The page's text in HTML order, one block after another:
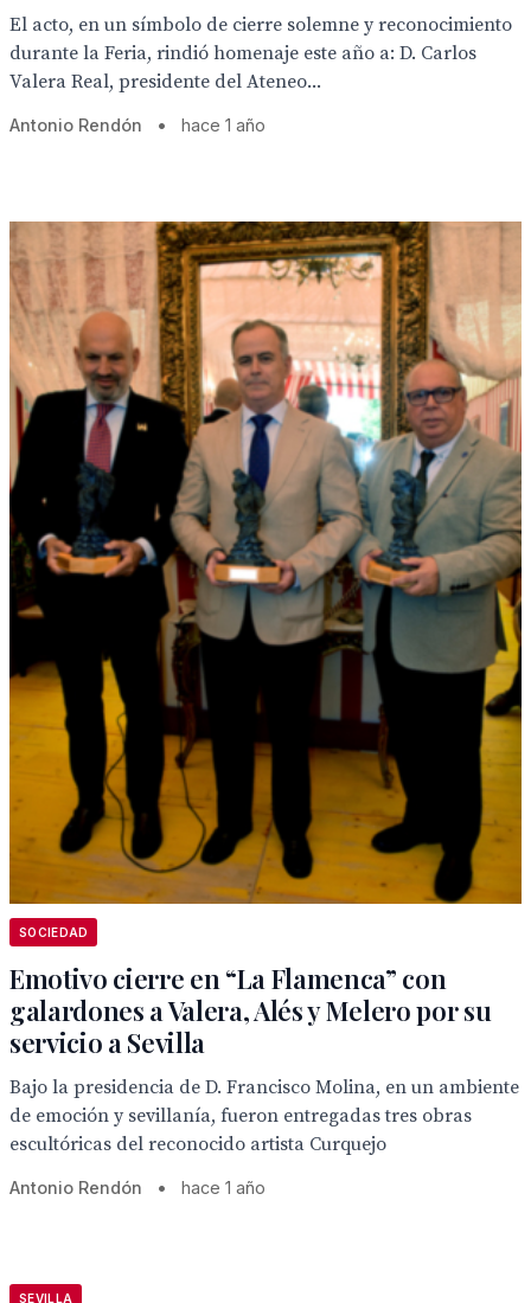
El acto, en un símbolo de cierre solemne y reconocimiento
durante la Feria, rindió homenaje este año a: D. Carlos
Valera Real, presidente del Ateneo...
Antonio Rendón • hace 1 año
SOCIEDAD
Emotivo cierre en “La Flamenca” con
galardones a Valera, Alés y Melero por su
servicio a Sevilla
Bajo la presidencia de D. Francisco Molina, en un ambiente
de emoción y sevillanía, fueron entregadas tres obras
escultóricas del reconocido artista Curquejo
Antonio Rendón • hace 1 año
SEVILLA